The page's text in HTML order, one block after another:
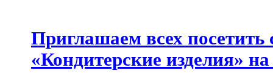
Приглашаем всех
«Кондитерские изделия»